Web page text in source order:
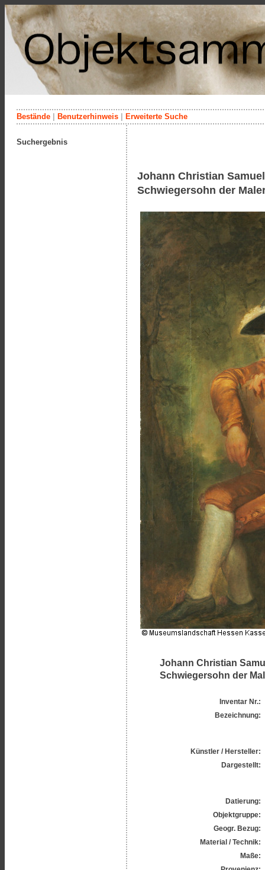
Bestände Benutzerhinweis Erweiterte Suche
Johann Christian
Schwiegersohn der
Johann Christian
Schwiegersohn der
Inventar Nr.:
Bezeichnung:
Künstler / Hersteller:
Dargestellt:
Datierung:
Objektgruppe:
Geogr. Bezug:
Material / Technik:
Maße:
Suchergebnis